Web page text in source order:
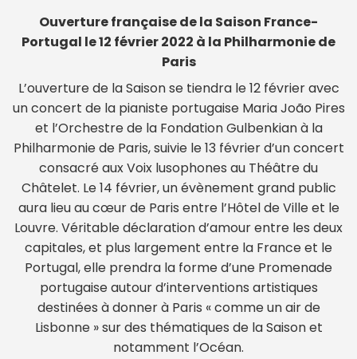
Ouverture française de la Saison France-
Portugal le 12 février 2022 à la Philharmonie de
Paris
L’ouverture de la Saison se tiendra le 12 février avec
un concert de la pianiste portugaise Maria João Pires
et l’Orchestre de la Fondation Gulbenkian à la
Philharmonie de Paris, suivie le 13 février d’un concert
consacré aux Voix lusophones au Théâtre du
Châtelet. Le 14 février, un évènement grand public
aura lieu au cœur de Paris entre l’Hôtel de Ville et le
Louvre. Véritable déclaration d’amour entre les deux
capitales, et plus largement entre la France et le
Portugal, elle prendra la forme d’une Promenade
portugaise autour d’interventions artistiques
destinées à donner à Paris « comme un air de
Lisbonne » sur des thématiques de la Saison et
notamment l’Océan.